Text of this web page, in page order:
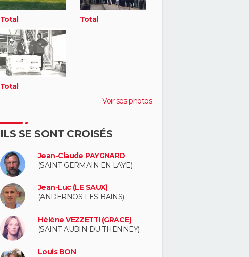
Total Total
Total
Voir ses photos
ILS SE SONT CROISÉS
Jean-Claude PAYGNARD
(SAINT GERMAIN EN LAYE)
Jean-Luc (LE SAUX)
(ANDERNOS-LES-BAINS)
Hélène VEZZETTI (GRACE)
(SAINT AUBIN DU THENNEY)
Louis BON